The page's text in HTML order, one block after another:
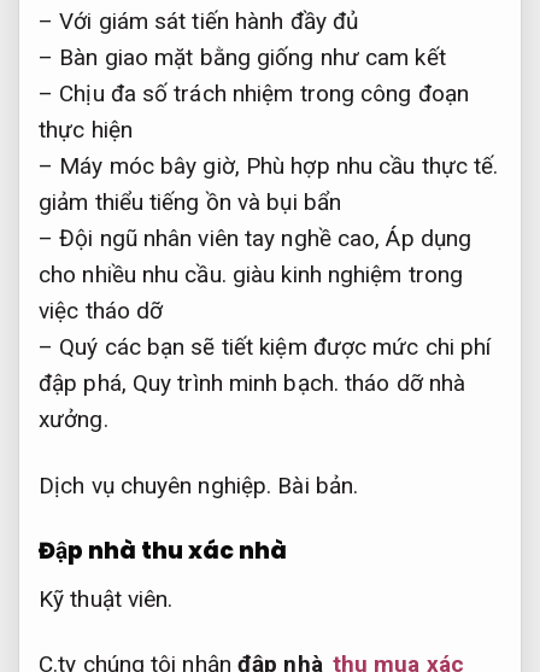
– Với giám sát tiến hành đầy đủ
– Bàn giao mặt bằng giống như cam kết
– Chịu đa số trách nhiệm trong công đoạn
thực hiện
– Máy móc bây giờ, Phù hợp nhu cầu thực tế.
giảm thiểu tiếng ồn và bụi bẩn
– Đội ngũ nhân viên tay nghề cao,Áp dụng
cho nhiều nhu cầu. giàu kinh nghiệm trong
việc tháo dỡ
– Quý các bạn sẽ tiết kiệm được mức chi phí
đập phá, Quy trình minh bạch. tháo dỡ nhà
xưởng.
Dịch vụ chuyên nghiệp. Bài bản.
Đập nhà thu xác nhà
Kỹ thuật viên.
C.ty chúng tôi nhận đập nhà thu mua xác